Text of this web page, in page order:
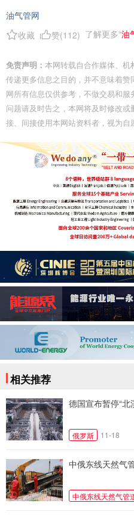
油气管网
收藏
赞(112) 了解更多“油
免责声明： 本网转载自合作媒体、
传递更多信息之目的，并不意味着
网所有信息仅供参考，不做交易和
问题请及时告之，本网将及时修改
接、间接使用本网站资料者，视为自
相关推荐
德国宣布暂停“
俄罗斯 11-18
中俄东线天然气
中俄东线天然气管